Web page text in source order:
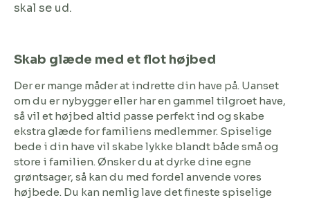
skal se ud.
Skab glæde med et flot højbed
Der er mange måder at indrette din have på. Uanset
om du er nybygger eller har en gammel tilgroet have,
så vil et højbed altid passe perfekt ind og skabe
ekstra glæde for familiens medlemmer. Spiselige
bede i din have vil skabe lykke blandt både små og
store i familien. Ønsker du at dyrke dine egne
grøntsager, så kan du med fordel anvende vores
højbede. Du kan nemlig lave det fineste spiselige